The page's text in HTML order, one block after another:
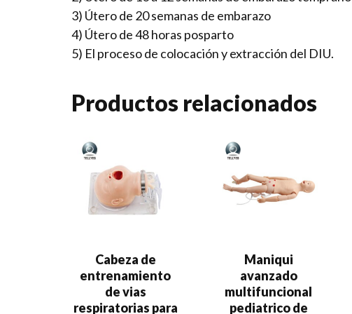
3) Útero de 20 semanas de embarazo
4) Útero de 48 horas posparto
5) El proceso de colocación y extracción del DIU.
Productos relacionados
Cabeza de
entrenamiento
de vias
respiratorias para
Maniqui
avanzado
multifuncional
pediatrico de